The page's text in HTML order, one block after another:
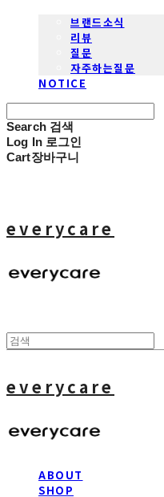
브랜드소식
리뷰
질문
자주하는질문
NOTICE
Search 검색
Log In 로그인
Cart장바구니
everycare
everycare
ABOUT
SHOP